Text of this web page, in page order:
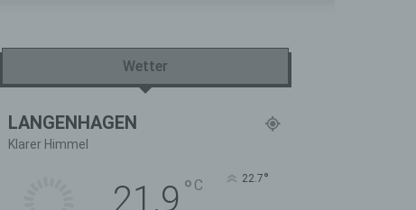
Wetter
LANGENHAGEN
Klarer Himmel
21.9 ° C 22.7°